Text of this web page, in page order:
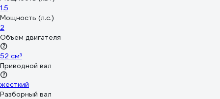
1.5
Мощность (л.с.)
2
Объем двигателя
52 см³
Приводной вал
жесткий
Разборный вал